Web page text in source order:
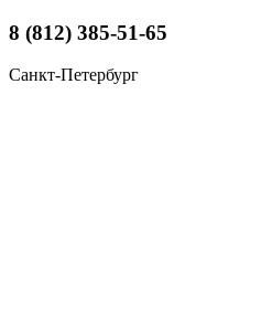
8 (812) 385-51-65
Санкт-Петербург